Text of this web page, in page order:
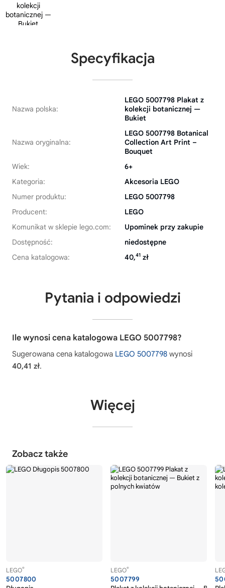
Specyfikacja
Nazwa polska:
LEGO 5007798 Plakat z
kolekcji botanicznej —
Bukiet
Nazwa oryginalna:
LEGO 5007798 Botanical
Collection Art Print –
Bouquet
Wiek:
6+
Kategoria:
Akcesoria LEGO
Numer produktu:
LEGO 5007798
Producent:
LEGO
Komunikat w sklepie lego.com:
Upominek przy zakupie
Dostępność:
niedostępne
Cena katalogowa:
40,41 zł
Pytania i odpowiedzi
Ile wynosi cena katalogowa LEGO 5007798?
Sugerowana cena katalogowa LEGO 5007798 wynosi
40,41 zł.
Więcej
Zobacz także
LEGO®
5007800
LEGO®
5007799